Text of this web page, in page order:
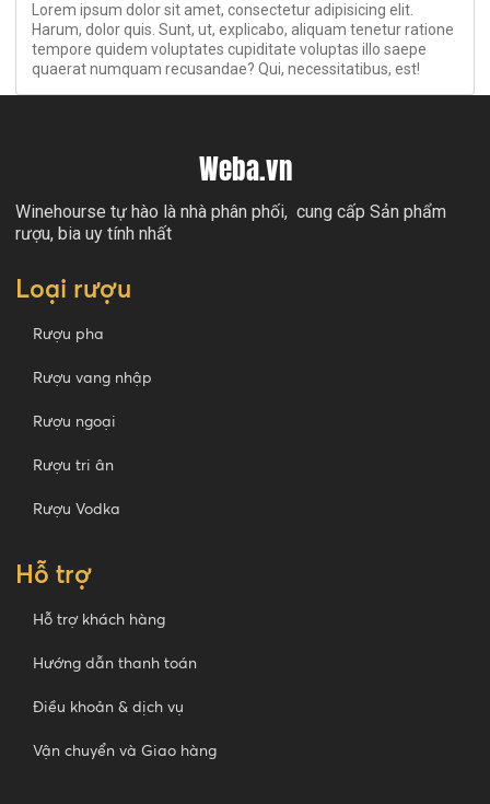
Lorem ipsum dolor sit amet, consectetur adipisicing elit.
Harum, dolor quis. Sunt, ut, explicabo, aliquam tenetur ratione
tempore quidem voluptates cupiditate voluptas illo saepe
quaerat numquam recusandae? Qui, necessitatibus, est!
Weba.vn
Winehourse tự hào là nhà phân phối, cung cấp Sản phẩm
rượu, bia uy tính nhất
Loại rượu
Rượu pha
Rượu vang nhập
Rượu ngoại
Rượu tri ân
Rượu Vodka
Hỗ trợ
Hỗ trợ khách hàng
Hướng dẫn thanh toán
Điều khoản & dịch vụ
Vận chuyển và Giao hàng